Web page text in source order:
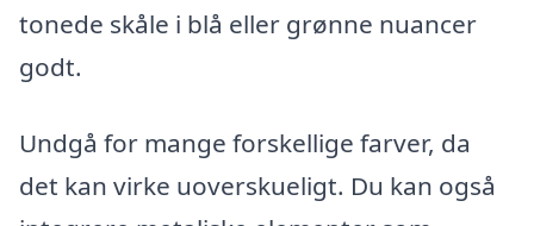
tonede skåle i blå eller grønne nuancer
godt.
Undgå for mange forskellige farver, da
det kan virke uoverskueligt. Du kan også